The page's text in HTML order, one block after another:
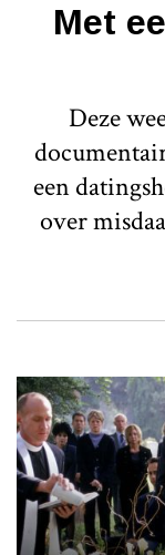
Met
Deze
een
over